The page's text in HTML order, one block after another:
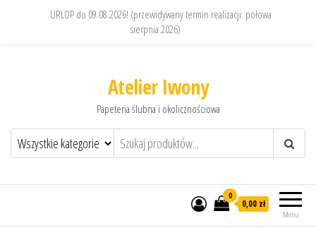
Atelier Iwony
Papeteria ślubna i okolicznościowa
Menu
0
0,00 zł
URLOP do 09.08.2026! (przewidywany termin realizacji: połowa
sierpnia 2026)